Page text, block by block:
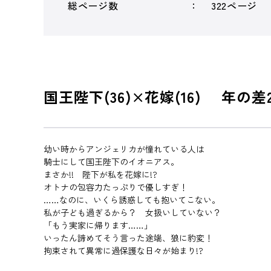
総ページ数
322ページ
国王陛下(36)×花嫁(16) 年の差
幼い時からアンジェリカが憧れている人は
騎士にして国王陛下のイオニアス。
まさか!! 陛下が私を花嫁に!?
オトナの包容力たっぷりで優しすぎ！
……なのに、いくら誘惑しても抱いてこない。
私が子ども過ぎるから？ 女扱いしていない？
「もう実家に帰ります……」
いったん諦めてそう言った途端、狼に豹変！
拘束されて異常に過保護な日々が始まり!?